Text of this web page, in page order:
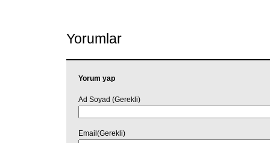
Yorumlar
Yorum yap
Ad Soyad (Gerekli)
Email(Gerekli)